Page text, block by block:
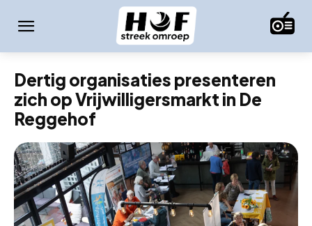
Dertig organisaties presenteren
zich op Vrijwilligersmarkt in De
Reggehof